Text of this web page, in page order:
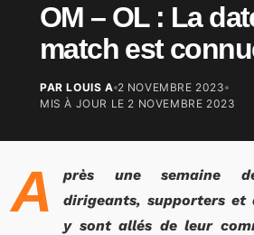
OM – OL : La
match est
PAR LOUIS A 2 NOVEMBRE 2023
MIS À JOUR LE 2 NOVEMBRE 2023
A
près une semaine
dirigeants, supporters
y sont allés de leur